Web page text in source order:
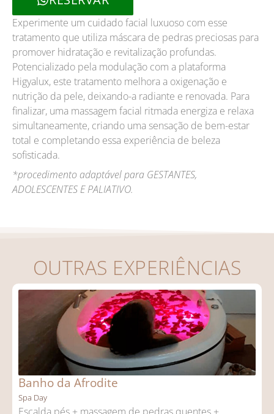
Experimente um cuidado facial luxuoso com esse
tratamento que utiliza máscara de pedras preciosas para
promover hidratação e revitalização profundas.
Potencializado pela modulação com a plataforma
Higyalux, este tratamento melhora a oxigenação e
nutrição da pele, deixando-a radiante e renovada. Para
finalizar, uma massagem facial ritmada energiza e relaxa
simultaneamente, criando uma sensação de bem-estar
total e completando essa experiência de beleza
sofisticada.
*procedimento adaptável para GESTANTES,
ADOLESCENTES E PALIATIVO.
OUTRAS EXPERIÊNCIAS
Banho da Afrodite
Spa Day